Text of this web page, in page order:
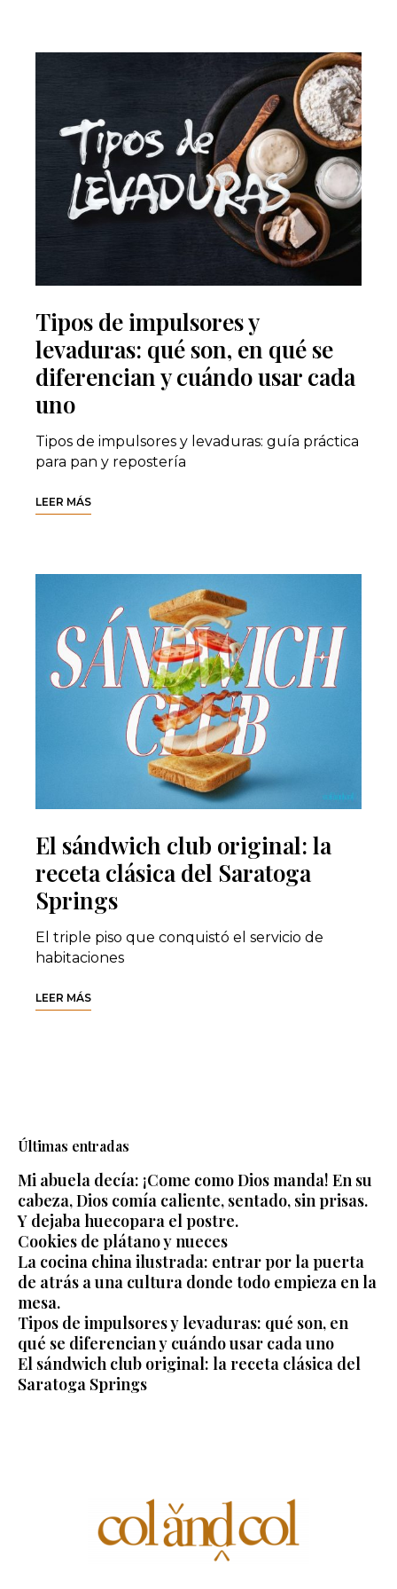
Tipos de impulsores y
levaduras: qué son, en qué se
diferencian y cuándo usar cada
uno
Tipos de impulsores y levaduras: guía práctica
para pan y repostería
LEER MÁS
El sándwich club original: la
receta clásica del Saratoga
Springs
El triple piso que conquistó el servicio de
habitaciones
LEER MÁS
Últimas entradas
Mi abuela decía: ¡Come como Dios manda! En su
cabeza, Dios comía caliente, sentado, sin prisas.
Y dejaba huecopara el postre.
Cookies de plátano y nueces
La cocina china ilustrada: entrar por la puerta
de atrás a una cultura donde todo empieza en la
mesa.
Tipos de impulsores y levaduras: qué son, en
qué se diferencian y cuándo usar cada uno
El sándwich club original: la receta clásica del
Saratoga Springs